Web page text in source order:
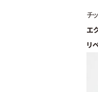
チ
エ
リ